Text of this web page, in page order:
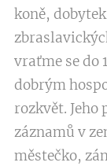
koně,
vraťme se do
dobrým
rozkvět. Jeho
záznamů v
městečko,